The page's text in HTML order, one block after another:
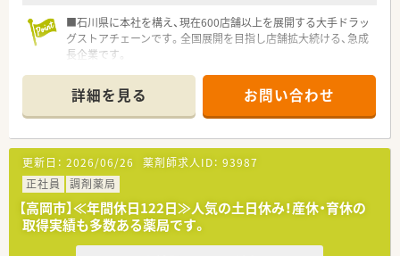
■石川県に本社を構え、現在600店舗以上を展開する大手ドラッ
グストアチェーンです。全国展開を目指し店舗拡大続ける、急成
長企業です。
りとした研修がございますので、安心してスタートしていただけ
ます。その他、薬剤師研修会や自己啓発支援制度など、教育制度
も充実しております。
■キャリアアップを目指される薬剤師様に関しては非常にチャ
ンスの多い会社様となります。
■事務作業は医療事務スタッフにお任せ！システム化も進んでお
り、薬剤師業務に集中できる環境づくりがされています。
■連続7日間のリフレッシュ休暇も取得可能！この制度を利用し
て海外旅行に出かける方もいらっしゃいます。
詳細を見る お問い合わせ
更新日： 2026/06/26 薬剤師求人ID： 93987
正社員
調剤薬局
【高岡市】≪年間休日122日≫人気の土日休み！産休・育休の
取得実績も多数ある薬局です。